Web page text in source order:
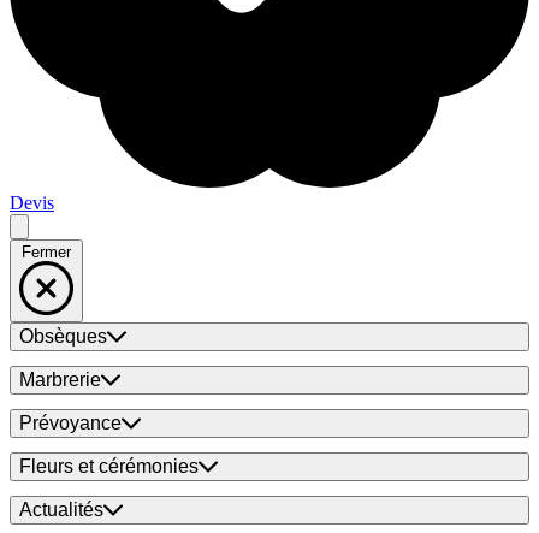
Devis
Fermer
Obsèques
Marbrerie
Prévoyance
Fleurs et cérémonies
Actualités